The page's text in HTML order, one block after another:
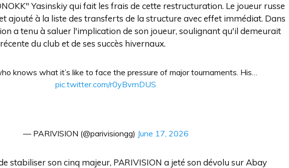
Yasinskiy qui fait les frais de cette restructuration. Le joueur russe
ajouté à la liste des transferts de la structure avec effet immédiat. Dans
a tenu à saluer l'implication de son joueur, soulignant qu'il demeurait
du club et de ses succès hivernaux.
knows what it’s like to face the pressure of major tournaments. His…
pic.twitter.com/r0yBvrnDUS
— PARIVISION (@parivisiongg) June 17, 2026
stabiliser son cinq majeur, PARIVISION a jeté son dévolu sur Abay